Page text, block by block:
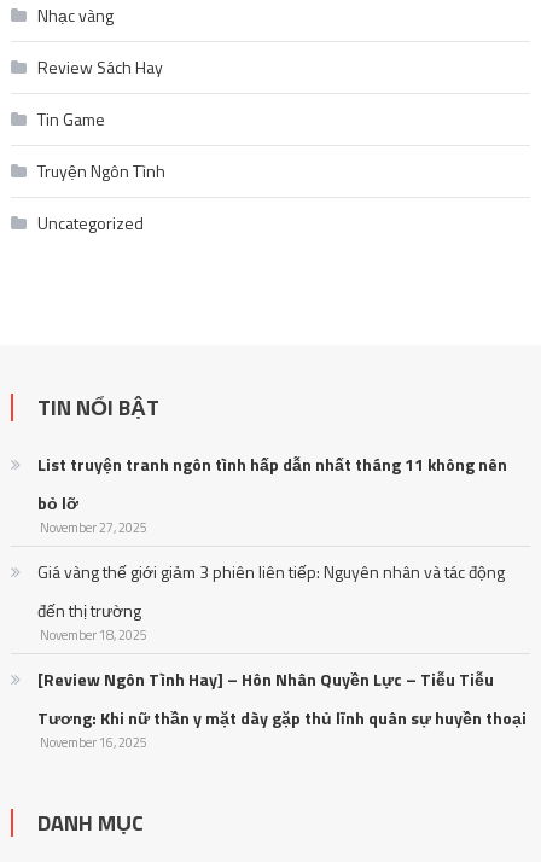
Nhạc vàng
Review Sách Hay
Tin Game
Truyện Ngôn Tình
Uncategorized
TIN NỔI BẬT
List truyện tranh ngôn tình hấp dẫn nhất tháng 11 không nên
bỏ lỡ
November 27, 2025
Giá vàng thế giới giảm 3 phiên liên tiếp: Nguyên nhân và tác động
đến thị trường
November 18, 2025
[Review Ngôn Tình Hay] – Hôn Nhân Quyền Lực – Tiễu Tiễu
Tương: Khi nữ thần y mặt dày gặp thủ lĩnh quân sự huyền thoại
November 16, 2025
DANH MỤC